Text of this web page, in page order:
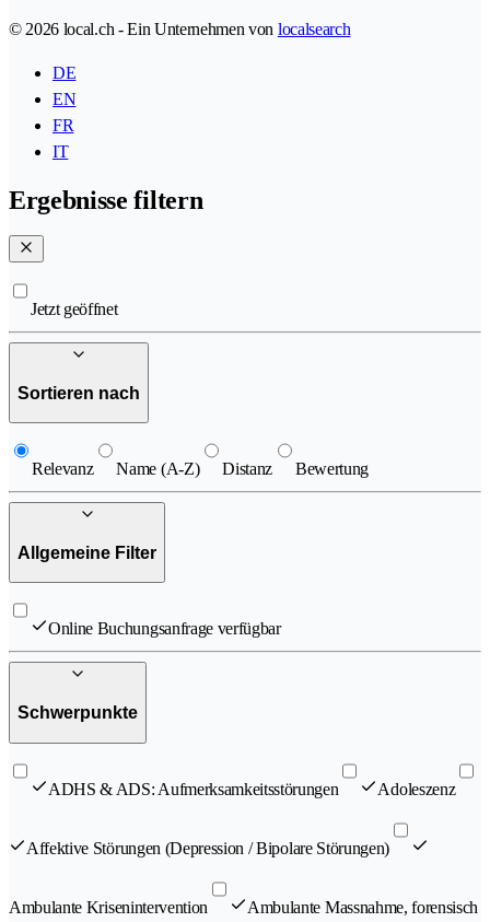
© 2026 local.ch - Ein Unternehmen von localsearch
DE
EN
FR
IT
Ergebnisse filtern
Jetzt geöffnet
Sortieren nach
Relevanz Name (A-Z) Distanz Bewertung
Allgemeine Filter
Online Buchungsanfrage verfügbar
Schwerpunkte
ADHS & ADS: Aufmerksamkeitsstörungen Adoleszenz
Affektive Störungen (Depression / Bipolare Störungen)
Ambulante Krisenintervention Ambulante Massnahme, forensisch